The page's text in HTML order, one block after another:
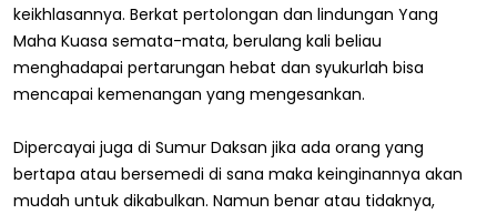
keikhlasannya. Berkat pertolongan dan lindungan Yang
Maha Kuasa semata-mata, berulang kali beliau
menghadapai pertarungan hebat dan syukurlah bisa
mencapai kemenangan yang mengesankan.
Dipercayai juga di Sumur Daksan jika ada orang yang
bertapa atau bersemedi di sana maka keinginannya akan
mudah untuk dikabulkan. Namun benar atau tidaknya,